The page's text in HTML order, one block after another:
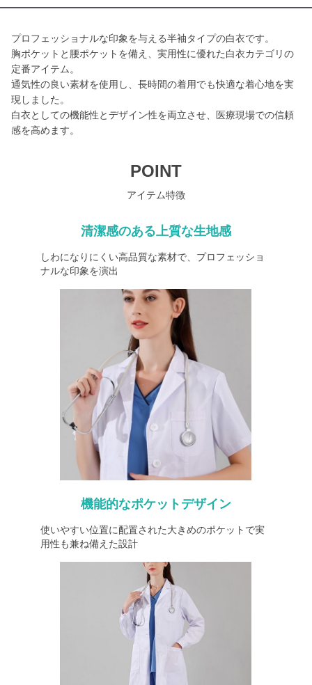
プロフェッショナルな印象を与える半袖タイプの白衣です。
胸ポケットと腰ポケットを備え、実用性に優れた白衣カテゴリの
定番アイテム。
通気性の良い素材を使用し、長時間の着用でも快適な着心地を実
現しました。
白衣としての機能性とデザイン性を両立させ、医療現場での信頼
感を高めます。
POINT
アイテム特徴
清潔感のある上質な生地感
しわになりにくい高品質な素材で、プロフェッショ
ナルな印象を演出
機能的なポケットデザイン
使いやすい位置に配置された大きめのポケットで実
用性も兼ね備えた設計